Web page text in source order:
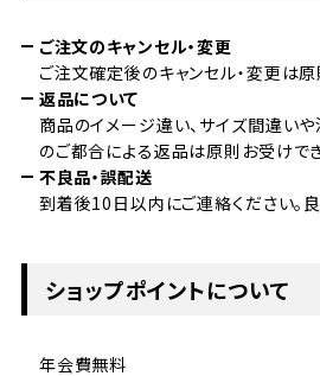
ご注文のキャンセル・変更
ご注文確定後のキャンセル・変更は原
返品について
商品のイメージ違い、サイズ間違い
のご都合による返品は原則お受けで
不良品・誤配送
到着後10日以内にご連絡ください。
ショップポイントについて
年会費無料